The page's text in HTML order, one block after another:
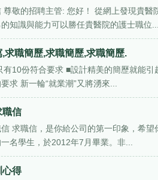
尊敬的招聘主管: 您好！ 從網上發現貴
知識與能力可以勝任貴醫院的護士職位...
求職簡歷,求職簡歷,求職簡歷.
有10份符合要求 ■設計精美的簡歷就能
求 新一輪“就業潮”又將湧來...
職信
求職信，是你給公司的第一印象，希
名學生，於2012年7月畢業。非...
心得